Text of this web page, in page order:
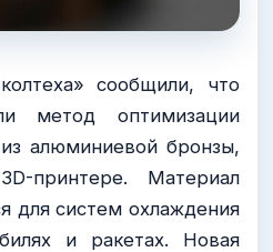
сообщили, что
метод оптимизации
алюминиевой бронзы,
принтере. Материал
для систем охлаждения
и ракетах. Новая